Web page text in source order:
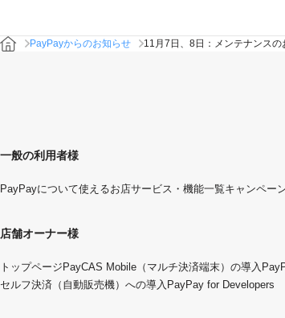
PayPayからのお知らせ 11月7日、8日：メンテナンスの
一般の利用者様
PayPayについて使えるお店サービス・機能一覧キャンペー
店舗オーナー様
トップページ PayCAS Mobile（マルチ決済端末）の導入
セルフ決済（自動販売機）への導入 PayPay for Developers